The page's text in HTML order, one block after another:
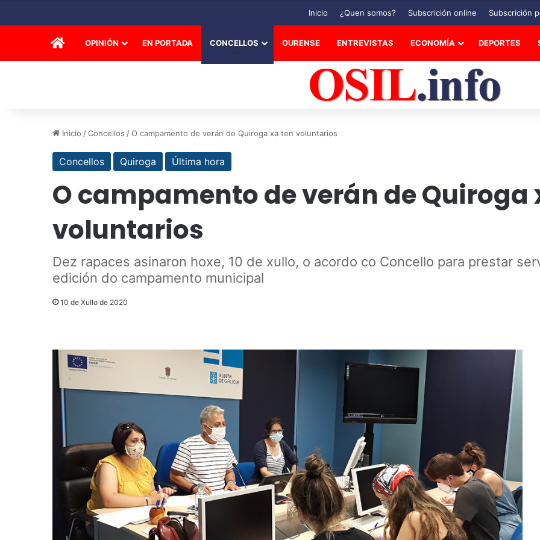
Inicio ¿Quen somos? Subscrición online Subscrición
INICIOOPINIÓN EN PORTADA CONCELLOS OURENSE ENTREVISTAS ECONOMÍA DEPORTES
Inicio /Concellos /O campamento de verán de Quiroga xa ten voluntarios
Concellos Quiroga Última hora
O campamento de verán de Quiroga
voluntarios
Dez rapaces asinaron hoxe, 10 de xullo, o acordo co Concello para prestar
edición do campamento municipal
10 de Xullo de 2020